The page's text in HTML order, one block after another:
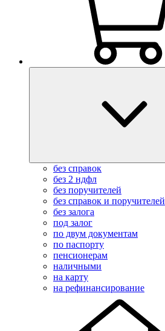
без справок
без 2 ндфл
без поручителей
без справок и поручителей
без залога
под залог
по двум документам
по паспорту
пенсионерам
наличными
на карту
на рефинансирование